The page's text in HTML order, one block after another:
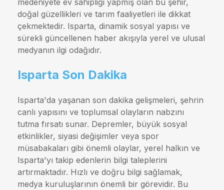
medeniyete ev sahipliği yapmış olan bu şehir,
doğal güzellikleri ve tarım faaliyetleri ile dikkat
çekmektedir. Isparta, dinamik sosyal yapısı ve
sürekli güncellenen haber akışıyla yerel ve ulusal
medyanın ilgi odağıdır.
Isparta Son Dakika
Isparta'da yaşanan son dakika gelişmeleri, şehrin
canlı yapısını ve toplumsal olayların nabzını
tutma fırsatı sunar. Depremler, büyük sosyal
etkinlikler, siyasi değişimler veya spor
müsabakaları gibi önemli olaylar, yerel halkın ve
Isparta'yı takip edenlerin bilgi taleplerini
artırmaktadır. Hızlı ve doğru bilgi sağlamak,
medya kuruluşlarının önemli bir görevidir. Bu